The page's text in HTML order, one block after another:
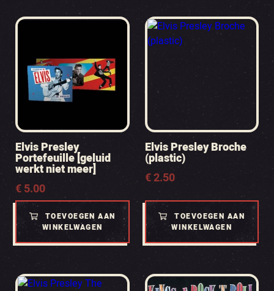
Elvis Presley
Portefeuille [geluid
werkt niet meer]
€5.00
TOEVOEGEN AAN
WINKELWAGEN
Elvis Presley Broche
(plastic)
€2.50
TOEVOEGEN AAN
WINKELWAGEN